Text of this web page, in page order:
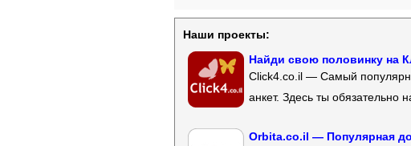
Наши проекты:
Найди свою половинку на
Click4.co.il — Самый
анкет. Здесь ты обязательно
Orbita.co.il — Популярная